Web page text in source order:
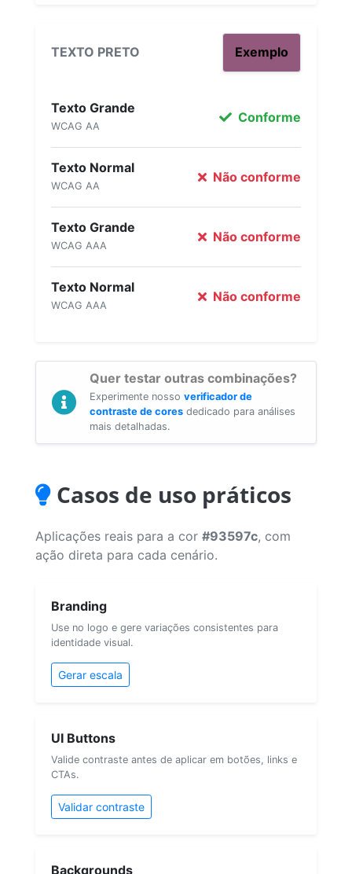
TEXTO PRETO Exemplo
Texto Grande
WCAG AA
Conforme
Texto Normal
WCAG AA
Não conforme
Texto Grande
WCAG AAA
Não conforme
Texto Normal
WCAG AAA
Não conforme
Quer testar outras combinações?
Experimente nosso verificador de
contraste de cores dedicado para análises
mais detalhadas.
Casos de uso práticos
Aplicações reais para a cor #93597c, com
ação direta para cada cenário.
Branding
Use no logo e gere variações consistentes para
identidade visual.
Gerar escala
UI Buttons
Valide contraste antes de aplicar em botões, links e
CTAs.
Validar contraste
Backgrounds